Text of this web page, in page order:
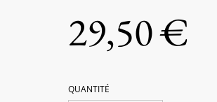
29,50 €
QUANTITÉ